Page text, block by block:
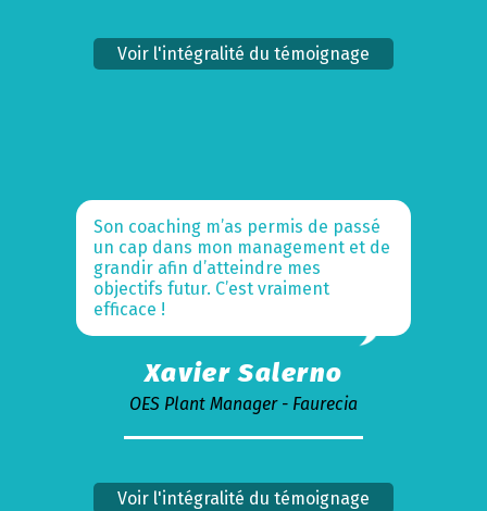
Voir l'intégralité du témoignage
Son coaching m’as permis de passé
un cap dans mon management et de
grandir afin d’atteindre mes
objectifs futur. C’est vraiment
efficace !
Xavier Salerno
OES Plant Manager - Faurecia
Voir l'intégralité du témoignage